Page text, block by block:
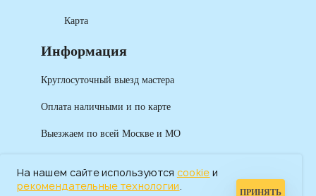
Карта
Информация
Круглосуточный выезд мастера
Оплата наличными и по карте
Выезжаем по всей Москве и МО
На нашем сайте используются cookie и
рекомендательные технологии.
ПРИНЯТЬ